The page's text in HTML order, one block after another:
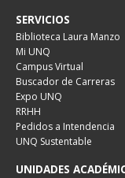
SERVICIOS
Biblioteca Laura Manzo
Mi UNQ
Campus Virtual
Buscador de Carreras
Expo UNQ
RRHH
Pedidos a Intendencia
UNQ Sustentable
UNIDADES